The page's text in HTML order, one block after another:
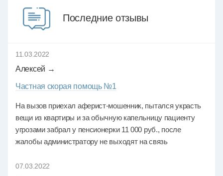
Последние отзывы
11.03.2022
Алексей →
Частная скорая помощь №1
На вызов приехал аферист-мошенник, пытался украсть
вещи из квартиры и за обычную капельницу пациенту
угрозами забрал у пенсионерки 11 000 руб., после
жалобы администратору не выходят на связь
07.03.2022